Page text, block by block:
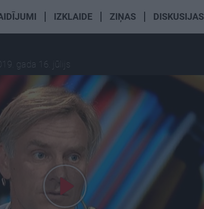
IZKLAIDE ZIŅAS DISKUSIJAS
gada 16. jūlijs